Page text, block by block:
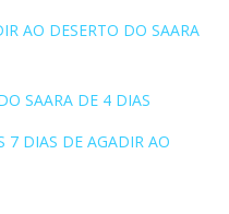
AO DESERTO DO SAARA
SAARA DE 4 DIAS
7 DIAS DE AGADIR AO